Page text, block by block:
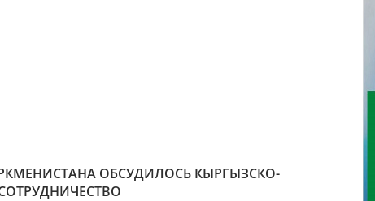
ОБСУДИЛОСЬ КЫРГЫЗСКО-